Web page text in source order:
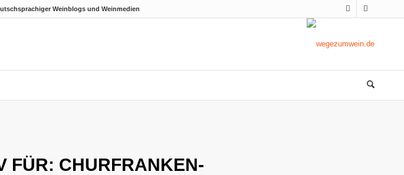
Weinblogs und Weinmedien
FÜR: CHURFRANKEN-